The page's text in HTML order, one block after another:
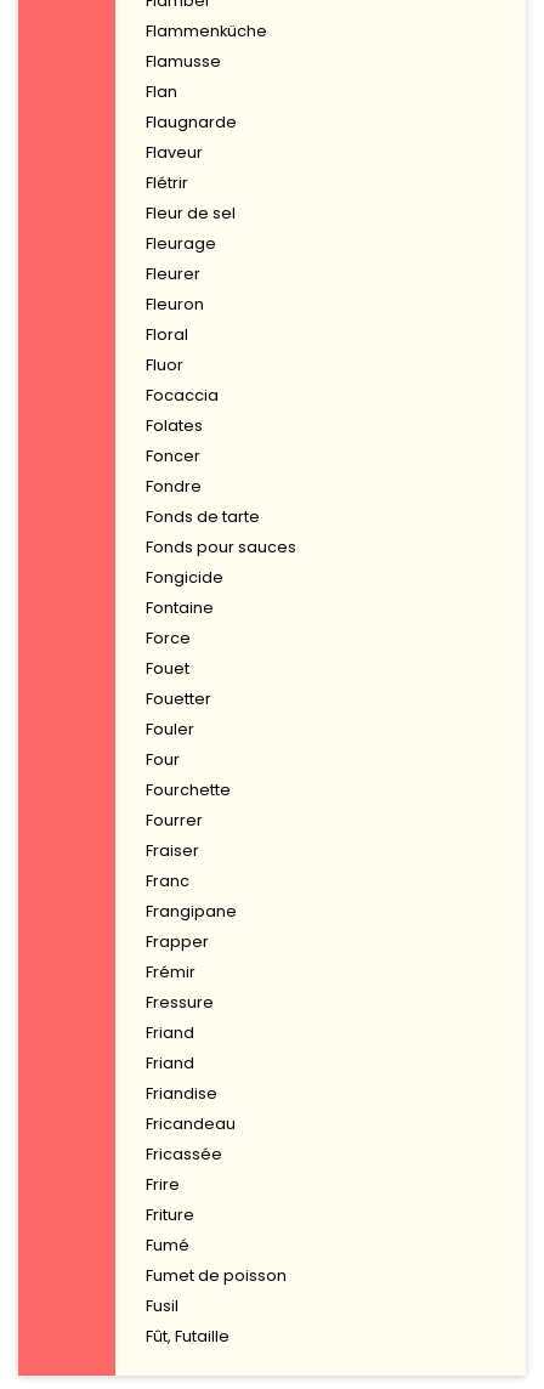
Flammenküche
Flamusse
Flan
Flaugnarde
Flaveur
Flétrir
Fleur de sel
Fleurage
Fleurer
Fleuron
Floral
Fluor
Focaccia
Folates
Foncer
Fondre
Fonds de tarte
Fonds pour sauces
Fongicide
Fontaine
Force
Fouet
Fouetter
Fouler
Four
Fourchette
Fourrer
Fraiser
Franc
Frangipane
Frapper
Frémir
Fressure
Friand
Friand
Friandise
Fricandeau
Fricassée
Frire
Friture
Fumé
Fumet de poisson
Fusil
Fût, Futaille